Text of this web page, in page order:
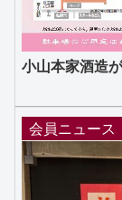
小山本家酒造
会員ニュース